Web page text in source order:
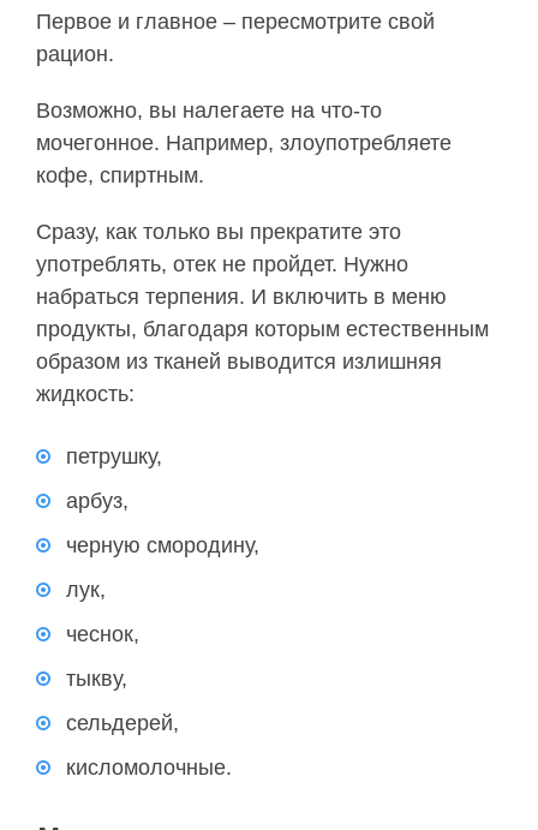
Первое и главное – пересмотрите свой
рацион.
Возможно, вы налегаете на что-то
мочегонное. Например, злоупотребляете
кофе, спиртным.
Сразу, как только вы прекратите это
употреблять, отек не пройдет. Нужно
набраться терпения. И включить в меню
продукты, благодаря которым естественным
образом из тканей выводится излишняя
жидкость:
петрушку,
арбуз,
черную смородину,
лук,
чеснок,
тыкву,
сельдерей,
кисломолочные.